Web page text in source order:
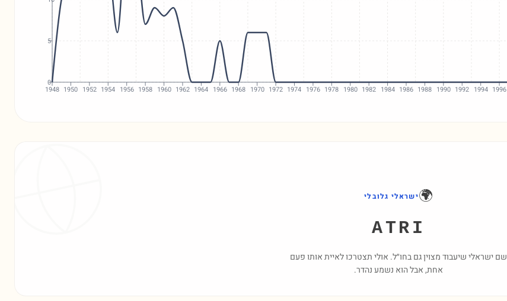
1948 1950 1952 1954 1956 1958 1960 1962 1964 1966 1968 1970 1972 1974 1976 1978 1980 1982 1984 1986 1988 1990 1992 1994 1996
0
5
🌍ישראלי גלובלי
ATRI
שם ישראלי שיעבוד מצוין גם בחו״ל. אולי תצטרכו לאיית אותו פעם
אחת, אבל הוא נשמע נהדר.